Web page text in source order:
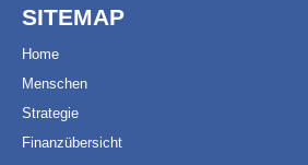
SITEMAP
Home
Menschen
Strategie
Finanzübersicht